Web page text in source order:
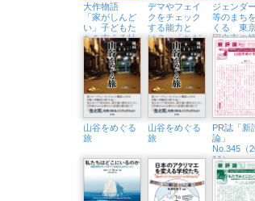
大作物語
「家がしんど
い」子どもた
ちを支える社
会的養護のリ
アル
デマやフェイ
クをチェック
する能力と
は？ 「ちだ
いさん&アル
テイシアさ
ん」隆祥館書
店でトークイ
ベント開催
（3/23㈰）
ジェンダ
等のまち
くる 東
国立市の
山谷をめぐる
旅
山谷をめぐる
旅
PR誌「新
論」
No.345（
11）